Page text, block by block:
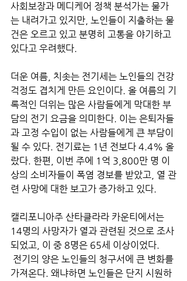
사회보장과 메디케어 정책 분석가는 물가
는 내려가고 있지만, 노인들이 지출하는 물
건은 오르고 있고 분명히 고통을 야기하고
있다고 우려했다.
더운 여름, 치솟는 전기세는 노인들의 건강
걱정도 겹치게 만든 요인이다. 올 여름의 기
록적인 더위는 많은 사람들에게 막대한 부
담의 전기 요금을 의미한다. 이는 은퇴자들
과 고정 수입이 없는 사람들에게 큰 부담이
될 수 있다. 전기료는 1년 전보다 4.4% 올
랐다. 한편, 이번 주에 1억 3,800만 명 이
상의 소비자들이 폭염 경보를 받았고, 열 관
련 사망에 대한 보고가 증가하고 있다.
캘리포니아주 산타클라라 카운티에서는
14명의 사망자가 열과 관련된 것으로 조사
되었고, 이 중 8명은 65세 이상이었다.
가져온다. 왜냐하면 노인들은 단지 시원하